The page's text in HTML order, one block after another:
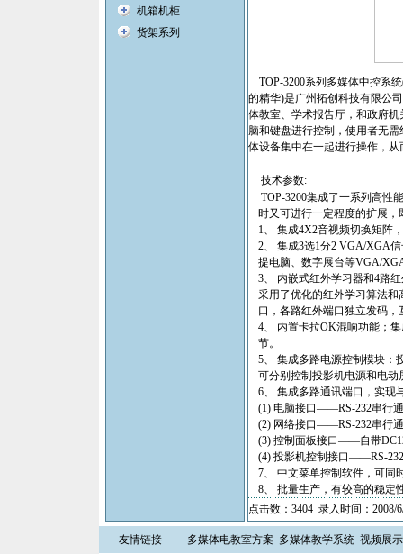
机箱机柜
货架系列
TOP-3200系列多媒体中控系
的精华)是广州拓创科技有限公
体教室、学术报告厅，和政府
脑和键盘进行控制，使用者无
体设备集中在一起进行操作，
技术参数:
TOP-3200集成了一系列高性
时又可进行一定程度的扩展
1、 集成4X2音视频切换矩阵
2、 集成3选1分2 VGA/XGA
提电脑、数字展台等VGA/
3、 内嵌式红外学习器和4路
采用了优化的红外学习算法
口，各路红外端口独立发码
4、 内置卡拉OK混响功能；
节。
5、 集成多路电源控制模块：
可分别控制投影机电源和电
6、 集成多路通讯端口，实现
(1) 电脑接口——RS-232串行
(2) 网络接口——RS-232串行
(3) 控制面板接口——自带
(4) 投影机控制接口——RS-
7、 中文菜单控制软件，可同
8、 批量生产，有较高的稳定
点击数：3404 录入时间：2008/
友情链接 多媒体电教室方案 多媒体教学系统 视频展